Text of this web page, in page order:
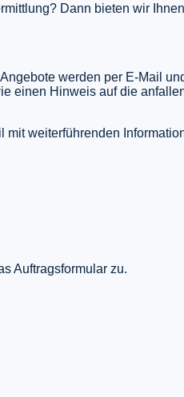
Dann bieten wir
werden per E-Mail
einen Hinweis auf die
weiterführenden
Auftragsformular zu.